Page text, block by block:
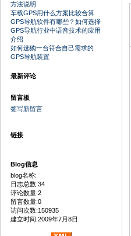
方法说明
车载GPS用什么方案比较合算
GPS导航软件有哪些？如何选择
GPS导航行业中语音技术的应用
介绍
如何选购一台符合自己需求的
GPS导航装置
最新评论
留言板
签写新留言
链接
Blog信息
blog名称:
日志总数:34
评论数量:2
留言数量:0
访问次数:150935
建立时间:2009年7月8日